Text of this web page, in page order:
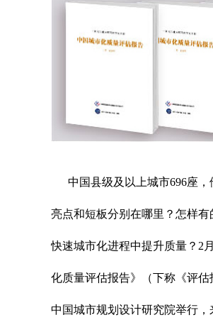
中国县级及以上城市696座
亮点和短板分别在哪里？怎样有
快速城市化进程中提升质量？2
化质量评估报告》（下称《评估
中国城市规划设计研究院举行，